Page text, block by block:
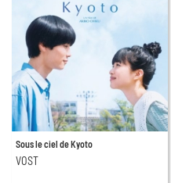
Sous le ciel de Kyoto
VOST